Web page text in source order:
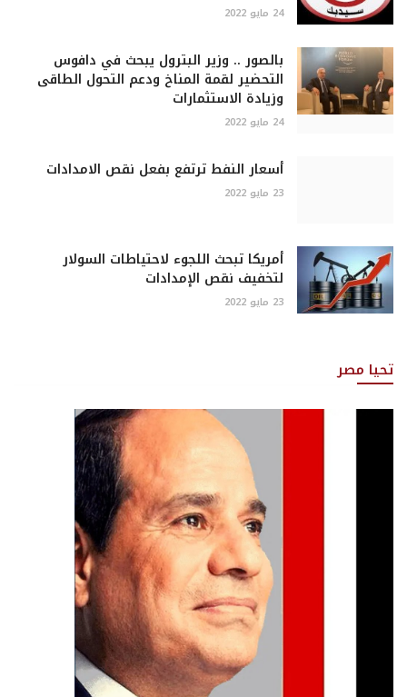
24 مايو 2022
بالصور .. وزير البترول يبحث في دافوس
التحضير لقمة المناخ ودعم التحول الطاقى
وزيادة الاستثمارات
24 مايو 2022
أسعار النفط ترتفع بفعل نقص الامدادات
23 مايو 2022
أمريكا تبحث اللجوء لاحتياطات السولار
لتخفيف نقص الإمدادات
23 مايو 2022
تحيا مصر